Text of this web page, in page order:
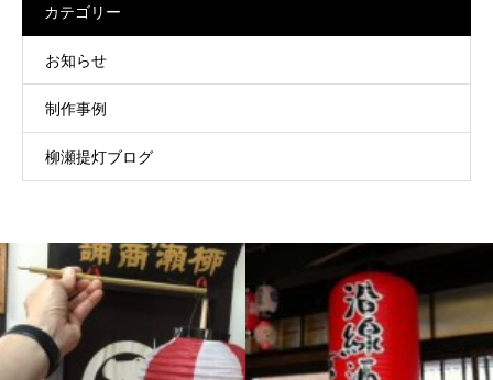
カテゴリー
お知らせ
制作事例
柳瀬提灯ブログ